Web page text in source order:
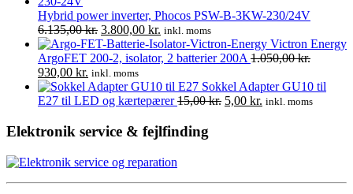
Hybrid power inverter, Phocos PSW-B-3KW-230/24V
6.135,00kr. Den
oprindelige
pris
var:
6.135,00 kr..
3.800,00 kr. Den
aktuelle
pris
3.800,00 kr..
inkl. moms
Victron Energy
ArgoFET 200-2, isolator, 2 batterier 200A 1.050,00kr.
Den
oprindelige
pris
1.050,00 kr..
930,00 kr. Den
aktuelle
pris
930,00 kr..
inkl. moms
Sokkel Adapter GU10 til
E27 til LED og kærtepærer 15,00kr. Den
5,00 kr. Den
inkl. moms
Elektronik service & fejlfinding